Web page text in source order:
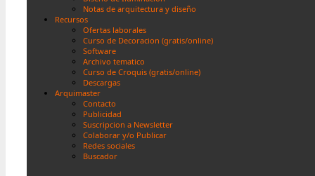
Notas de arquitectura y diseño
Recursos
Ofertas laborales
Curso de Decoracion (gratis/online)
Software
Archivo tematico
Curso de Croquis (gratis/online)
Descargas
Arquimaster
Contacto
Publicidad
Suscripcion a Newsletter
Colaborar y/o Publicar
Redes sociales
Buscador